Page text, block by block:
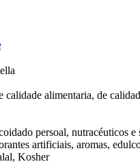
calidade alimentaria, de
persoal, nutracéuticos
artificiais, aromas,
Kosher